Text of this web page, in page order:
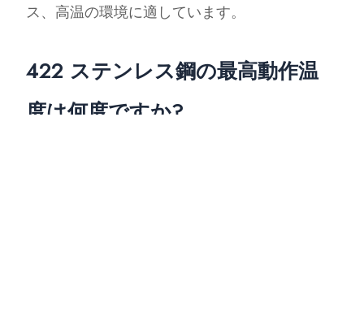
ス、高温の環境に適しています。
422 ステンレス鋼の最高動作温
度は何度ですか?